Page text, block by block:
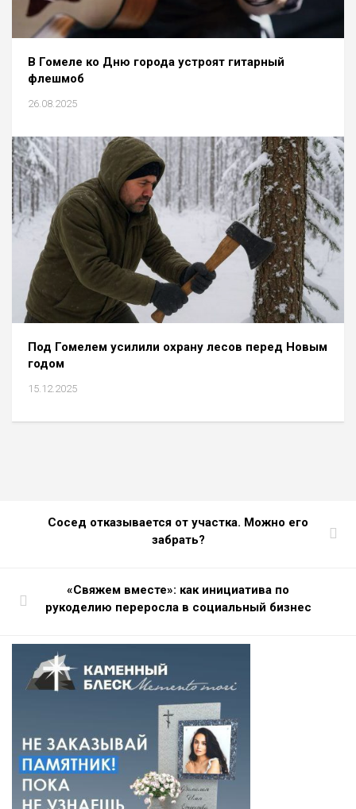
В Гомеле ко Дню города устроят гитарный
флешмоб
26.08.2025
Под Гомелем усилили охрану лесов перед Новым
годом
15.12.2025
Сосед отказывается от участка. Можно его
забрать?
«Свяжем вместе»: как инициатива по
рукоделию переросла в социальный бизнес